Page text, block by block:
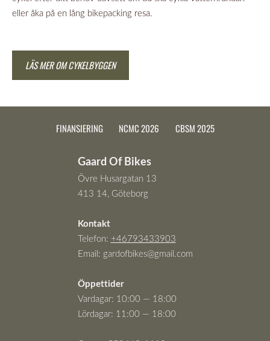
eller åka på en lång bikepacking resa.
LÄS MER OM CYKELBYGGEN
FINANSIERING NCMC 2026 CBSM 2025
Gaard Of Bikes
Övre Husargatan 13
413 14, Göteborg
Kontakt
Telefon: +46793433903
Email: gardofbikes@gmail.com
Öppettider
Vardagar: 10:00 — 18:00
Lördagar: 11:00 — 18:00